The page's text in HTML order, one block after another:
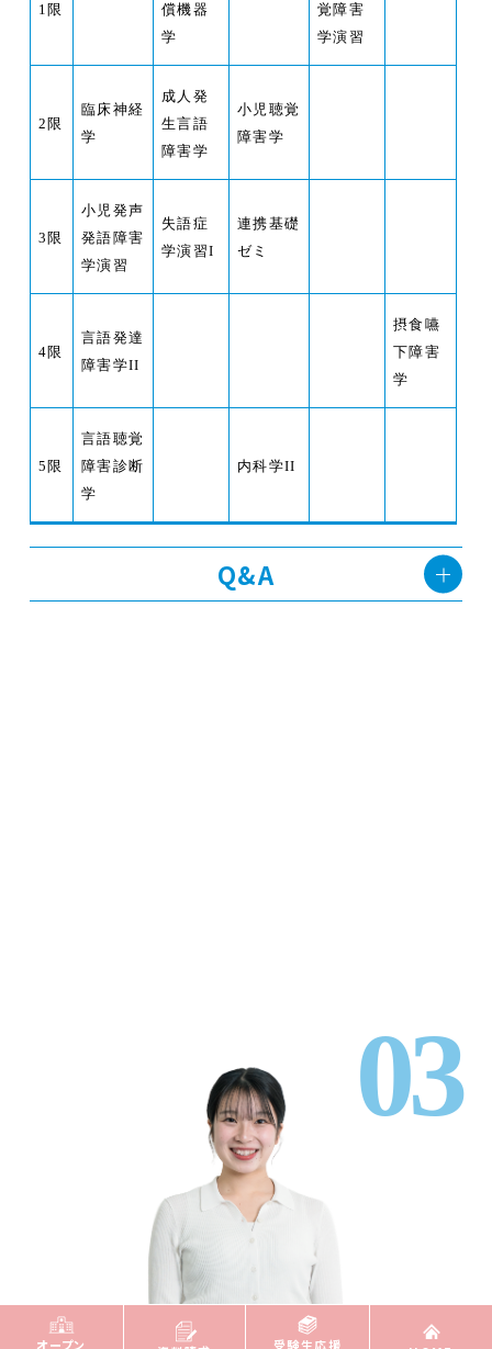
オープン 受験生応援
1 限
償機器
学
覚障害
学演習
2 限
臨床神経
学
成人発
生言語
障害学
小児聴覚
障害学
3 限
小児発声
発語障害
学演習
失語症
学演習I
連携基礎
ゼミ
4限
言語発達
障害学II
摂食嚥
下障害
学
5 限
言語聴覚
障害診断
学
内科学II
Q&A